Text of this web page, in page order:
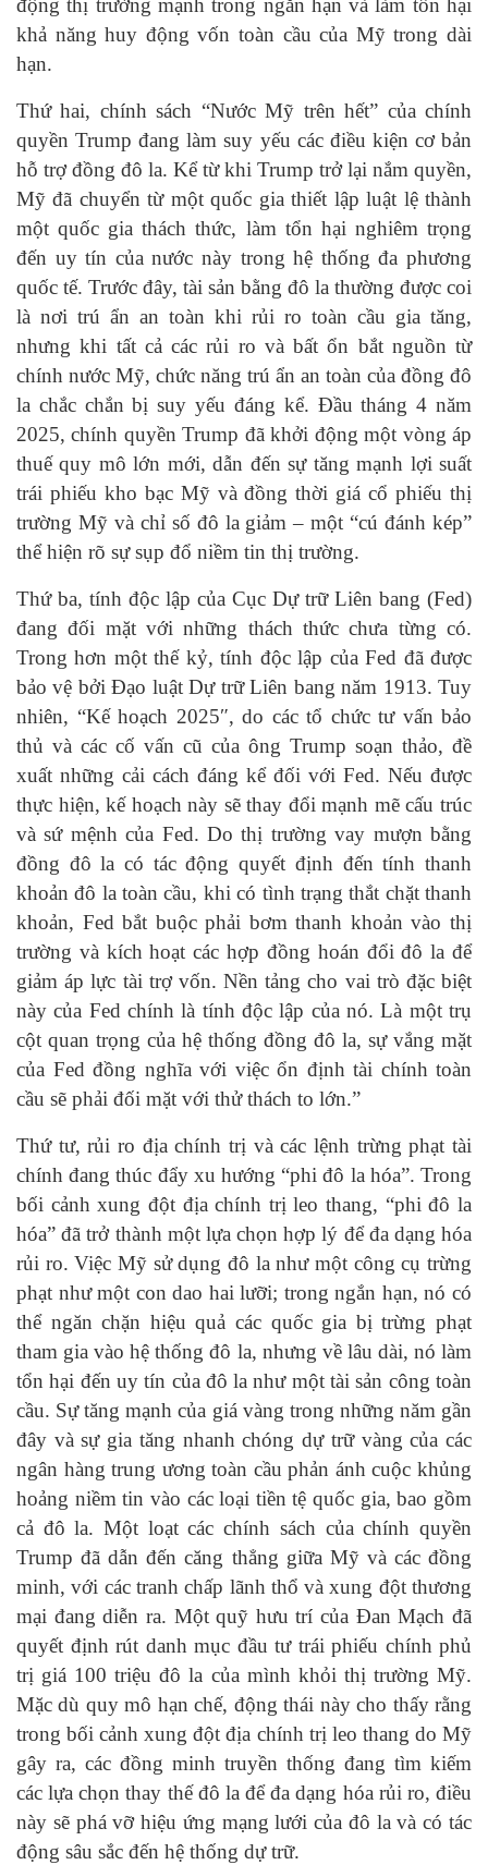
động thị trường mạnh trong ngắn hạn và làm tổn hại
khả năng huy động vốn toàn cầu của Mỹ trong dài
hạn.
Thứ hai, chính sách “Nước Mỹ trên hết” của chính
quyền Trump đang làm suy yếu các điều kiện cơ bản
hỗ trợ đồng đô la. Kể từ khi Trump trở lại nắm quyền,
Mỹ đã chuyển từ một quốc gia thiết lập luật lệ thành
một quốc gia thách thức, làm tổn hại nghiêm trọng
đến uy tín của nước này trong hệ thống đa phương
quốc tế. Trước đây, tài sản bằng đô la thường được coi
là nơi trú ẩn an toàn khi rủi ro toàn cầu gia tăng,
nhưng khi tất cả các rủi ro và bất ổn bắt nguồn từ
chính nước Mỹ, chức năng trú ẩn an toàn của đồng đô
la chắc chắn bị suy yếu đáng kể. Đầu tháng 4 năm
2025, chính quyền Trump đã khởi động một vòng áp
thuế quy mô lớn mới, dẫn đến sự tăng mạnh lợi suất
trái phiếu kho bạc Mỹ và đồng thời giá cổ phiếu thị
trường Mỹ và chỉ số đô la giảm – một “cú đánh kép”
thể hiện rõ sự sụp đổ niềm tin thị trường.
Thứ ba, tính độc lập của Cục Dự trữ Liên bang (Fed)
đang đối mặt với những thách thức chưa từng có.
Trong hơn một thế kỷ, tính độc lập của Fed đã được
bảo vệ bởi Đạo luật Dự trữ Liên bang năm 1913. Tuy
nhiên, “Kế hoạch 2025″, do các tổ chức tư vấn bảo
thủ và các cố vấn cũ của ông Trump soạn thảo, đề
xuất những cải cách đáng kể đối với Fed. Nếu được
thực hiện, kế hoạch này sẽ thay đổi mạnh mẽ cấu trúc
và sứ mệnh của Fed. Do thị trường vay mượn bằng
đồng đô la có tác động quyết định đến tính thanh
khoản đô la toàn cầu, khi có tình trạng thắt chặt thanh
khoản, Fed bắt buộc phải bơm thanh khoản vào thị
trường và kích hoạt các hợp đồng hoán đổi đô la để
giảm áp lực tài trợ vốn. Nền tảng cho vai trò đặc biệt
này của Fed chính là tính độc lập của nó. Là một trụ
cột quan trọng của hệ thống đồng đô la, sự vắng mặt
của Fed đồng nghĩa với việc ổn định tài chính toàn
cầu sẽ phải đối mặt với thử thách to lớn.”
Thứ tư, rủi ro địa chính trị và các lệnh trừng phạt tài
chính đang thúc đẩy xu hướng “phi đô la hóa”. Trong
bối cảnh xung đột địa chính trị leo thang, “phi đô la
hóa” đã trở thành một lựa chọn hợp lý để đa dạng hóa
rủi ro. Việc Mỹ sử dụng đô la như một công cụ trừng
phạt như một con dao hai lưỡi; trong ngắn hạn, nó có
thể ngăn chặn hiệu quả các quốc gia bị trừng phạt
tham gia vào hệ thống đô la, nhưng về lâu dài, nó làm
tổn hại đến uy tín của đô la như một tài sản công toàn
cầu. Sự tăng mạnh của giá vàng trong những năm gần
đây và sự gia tăng nhanh chóng dự trữ vàng của các
ngân hàng trung ương toàn cầu phản ánh cuộc khủng
hoảng niềm tin vào các loại tiền tệ quốc gia, bao gồm
cả đô la. Một loạt các chính sách của chính quyền
Trump đã dẫn đến căng thẳng giữa Mỹ và các đồng
minh, với các tranh chấp lãnh thổ và xung đột thương
mại đang diễn ra. Một quỹ hưu trí của Đan Mạch đã
quyết định rút danh mục đầu tư trái phiếu chính phủ
trị giá 100 triệu đô la của mình khỏi thị trường Mỹ.
Mặc dù quy mô hạn chế, động thái này cho thấy rằng
trong bối cảnh xung đột địa chính trị leo thang do Mỹ
gây ra, các đồng minh truyền thống đang tìm kiếm
các lựa chọn thay thế đô la để đa dạng hóa rủi ro, điều
này sẽ phá vỡ hiệu ứng mạng lưới của đô la và có tác
động sâu sắc đến hệ thống dự trữ.